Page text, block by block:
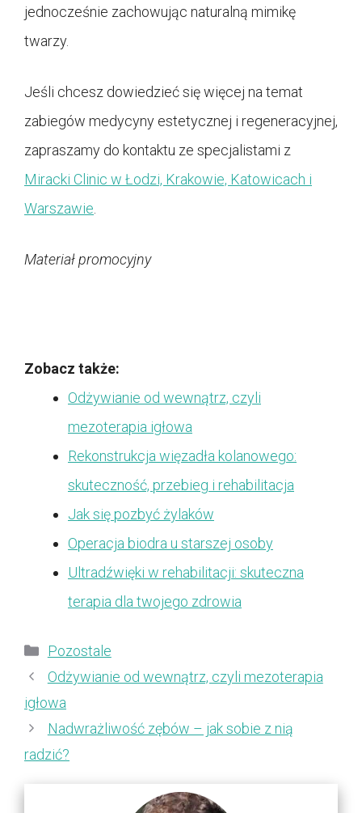
jednocześnie zachowując naturalną mimikę
twarzy.
Jeśli chcesz dowiedzieć się więcej na temat
zabiegów medycyny estetycznej i regeneracyjnej,
zapraszamy do kontaktu ze specjalistami z
Miracki Clinic w Łodzi, Krakowie, Katowicach i
Warszawie
Materiał promocyjny
Zobacz także:
Odżywianie od wewnątrz, czyli
mezoterapia igłowa
Rekonstrukcja więzadła kolanowego:
skuteczność, przebieg i rehabilitacja
Jak się pozbyć żylaków
Operacja biodra u starszej osoby
Ultradźwięki w rehabilitacji: skuteczna
terapia dla twojego zdrowia
Kategorie
Pozostale
Odżywianie od wewnątrz, czyli mezoterapia
igłowa
Nadwrażliwość zębów – jak sobie z nią
radzić?